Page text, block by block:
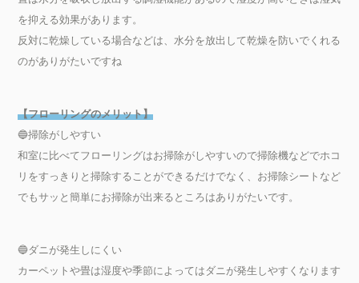
を抑える効果があります。
反対に乾燥している場合などは、水分を放出して乾燥を防いでくれる
のがありがたいですね
【フローリングのメリット】
🔵掃除がしやすい
和室に比べてフローリングはお掃除がしやすいので掃除機などでホコ
リをすっきりと掃除することができるだけでなく、お掃除シートなど
でもサッと簡単にお掃除が出来るところはありがたいです。
🔵ダニが発生しにくい
カーペットや畳は湿度や季節によってはダニが発生しやすくなります